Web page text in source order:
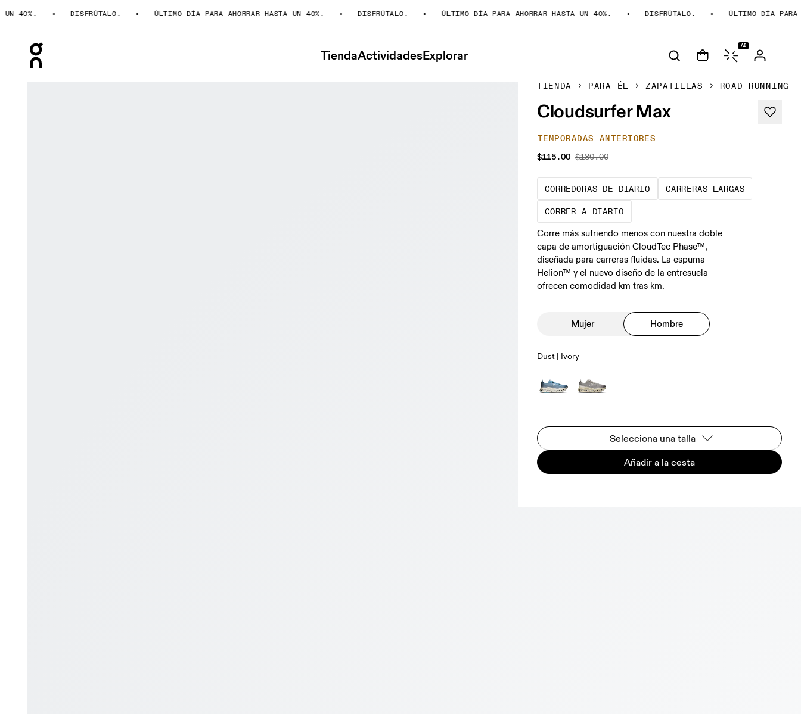
40%. DISFRÚTALO. ÚLTIMO DÍA PARA AHORRAR HASTA UN 40%. DISFRÚTALO. ÚLTIMO DÍA PARA AHORRAR HASTA UN 40%. DISFRÚTALO. ÚLTIMO DÍA PARA
TiendaActividadesExplorar
AI
TIENDA PARA ÉL ZAPATILLAS ROAD RUNNING
Cloudsurfer Max
TEMPORADAS ANTERIORES
$115.00 $180.00
CORREDORAS DE DIARIO
Las zapatillas de referencia para
CARRERAS LARGAS
Carreras a
CORRER A DIARIO
Rodajes de baja intensidad a ritmos
Corre más sufriendo menos con nuestra doble
capa de amortiguación CloudTec Phase™,
diseñada para carreras fluidas. La espuma
Helion™ y el nuevo diseño de la entresuela
ofrecen comodidad km tras km.
Mujer Hombre
Dust | Ivory
Selecciona una talla
Añadir a la cesta